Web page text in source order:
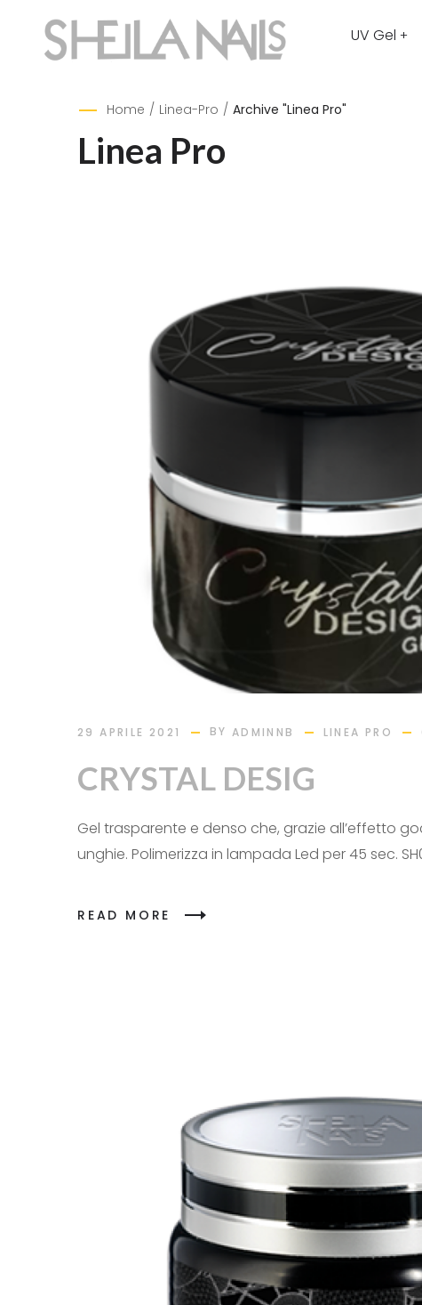
UV Gel
Home / Linea-Pro / Archive "Linea Pro"
Linea Pro
29 APRILE 2021 BY ADMINNB LINEA PRO
CRYSTAL DESIG
Gel trasparente e denso che, grazie all’effetto
unghie. Polimerizza in lampada Led per 45 sec.
READ MORE